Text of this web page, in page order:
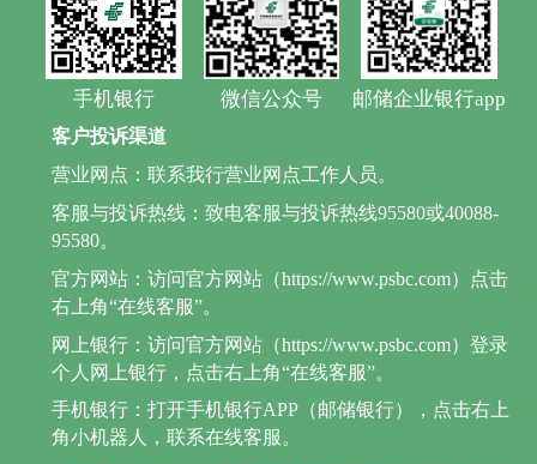
手机银行 微信公众号 邮储企业银行app
客户投诉渠道
营业网点：联系我行营业网点工作人员。
客服与投诉热线：致电客服与投诉热线95580或40088-
95580。
官方网站：访问官方网站（https://www.psbc.com）点击
右上角“在线客服”。
网上银行：访问官方网站（https://www.psbc.com）登录
个人网上银行，点击右上角“在线客服”。
手机银行：打开手机银行APP（邮储银行），点击右上
角小机器人，联系在线客服。